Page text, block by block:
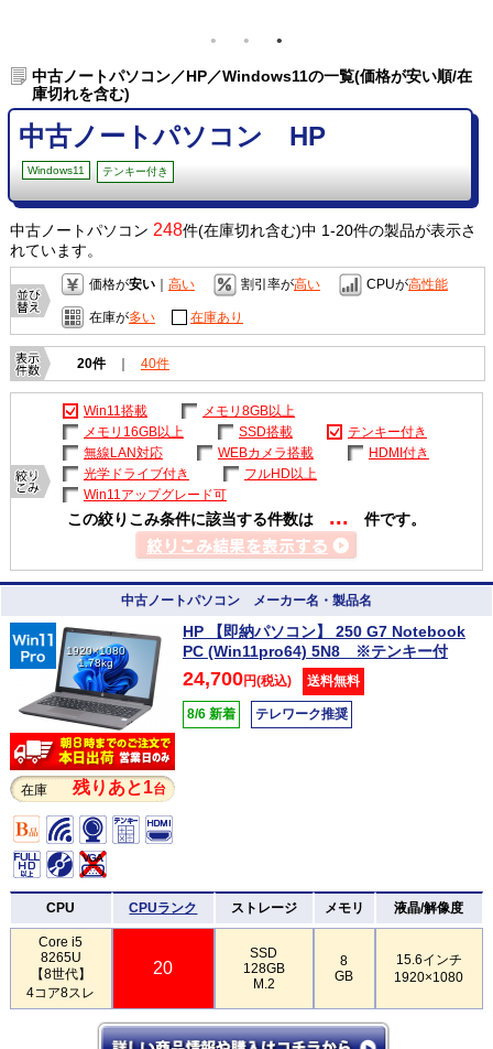
中古ノートパソコン／HP／Windows11の一覧(価格が安い順/在
庫切れを含む)
中古ノートパソコン HP
Windows11 テンキー付き
中古ノートパソコン 248件(在庫切れ含む)中 1-20件の製品が表示さ
れています。
価格が安い｜ 高い 割引率が高い CPUが高性能
在庫が多い 在庫あり
20件 ｜ 40件
Win11搭載
メモリ8GB以上
メモリ16GB以上
SSD搭載
テンキー付き
無線LAN対応
WEBカメラ搭載
HDMI付き
光学ドライブ付き
フルHD以上
Win11アップグレード可
この絞りこみ条件に該当する件数は ... 件です。
中古ノートパソコン メーカー名・製品名
1920×1080
1.78kg
在庫 残りあと1台
HP 【即納パソコン】 250 G7 Notebook
PC (Win11pro64) 5N8 ※テンキー付
24,700円(税込) 送料無料
8/6 新着 テレワーク推奨
CPU CPUランク ストレージ メモリ 液晶/解像度
Core i5
8265U
【8世代】
4コア8スレ
20
SSD
128GB
M.2
8
GB
15.6インチ
1920×1080